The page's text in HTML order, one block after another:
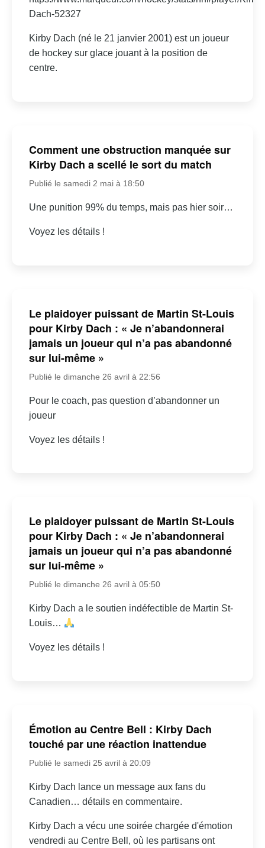
Dach-52327
Kirby Dach (né le 21 janvier 2001) est un joueur
de hockey sur glace jouant à la position de
centre.
Comment une obstruction manquée sur
Kirby Dach a scellé le sort du match
Publié le samedi 2 mai à 18:50
Une punition 99% du temps, mais pas hier soir…
Voyez les détails !
Le plaidoyer puissant de Martin St-Louis
pour Kirby Dach : « Je n’abandonnerai
jamais un joueur qui n’a pas abandonné
sur lui-même »
Publié le dimanche 26 avril à 22:56
Pour le coach, pas question d’abandonner un
joueur
Voyez les détails !
Le plaidoyer puissant de Martin St-Louis
pour Kirby Dach : « Je n’abandonnerai
jamais un joueur qui n’a pas abandonné
sur lui-même »
Publié le dimanche 26 avril à 05:50
Kirby Dach a le soutien indéfectible de Martin St-
Louis…
Voyez les détails !
Émotion au Centre Bell : Kirby Dach
touché par une réaction inattendue
Publié le samedi 25 avril à 20:09
Kirby Dach lance un message aux fans du
Canadien… détails en commentaire.
Kirby Dach a vécu une soirée chargée d'émotion
vendredi au Centre Bell, où les partisans ont